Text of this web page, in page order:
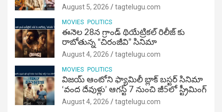
August 5, 2026 tagtelugu.com
MOVIES POLITICS
ఈనెల 28న గ్రాండ్ థియేట్రికల్ రిలీజ్ కు
రాబోతున్న “చిరంజీవి” సినిమా
August 4, 2026 tagtelugu.com
MOVIES POLITICS
విజ‌య్ ఆంటోని ఫ్యామిలీ బ్లాక్ బ‌స్ట‌ర్‌ సినిమా
‘వంద దేవుళ్లు’ ఆగస్ట్ 7 నుంచి జీ5లో స్ట్రీమింగ్
August 4, 2026 tagtelugu.com